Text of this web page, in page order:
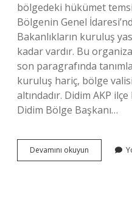
bölgedeki hükümet
Bölgenin Genel
Bakanlıkların kuruluş
kadar vardır. Bu
son paragrafında
kuruluş hariç, bölge
altındadır. Didim AKP
Didim Bölge Başkanı…
Devamını okuyun
Kaymakam